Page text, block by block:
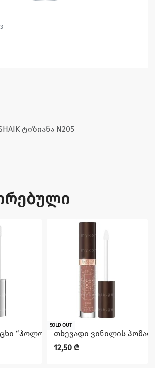
ტიზიანა N205
“ჰოლოგრაფიკ ბრილიანტი” N54
SOLD OUT
თხევადი ვინილის პომადა
12,50 ₾